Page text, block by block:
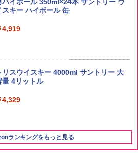
潟県産新之助 無洗米 5kg 令和7年産
4,536
スキー ハイボール 缶
4,919
リスウイスキー 4000ml サントリー 大
量 4リットル
4,329
ランキングをもっと見る